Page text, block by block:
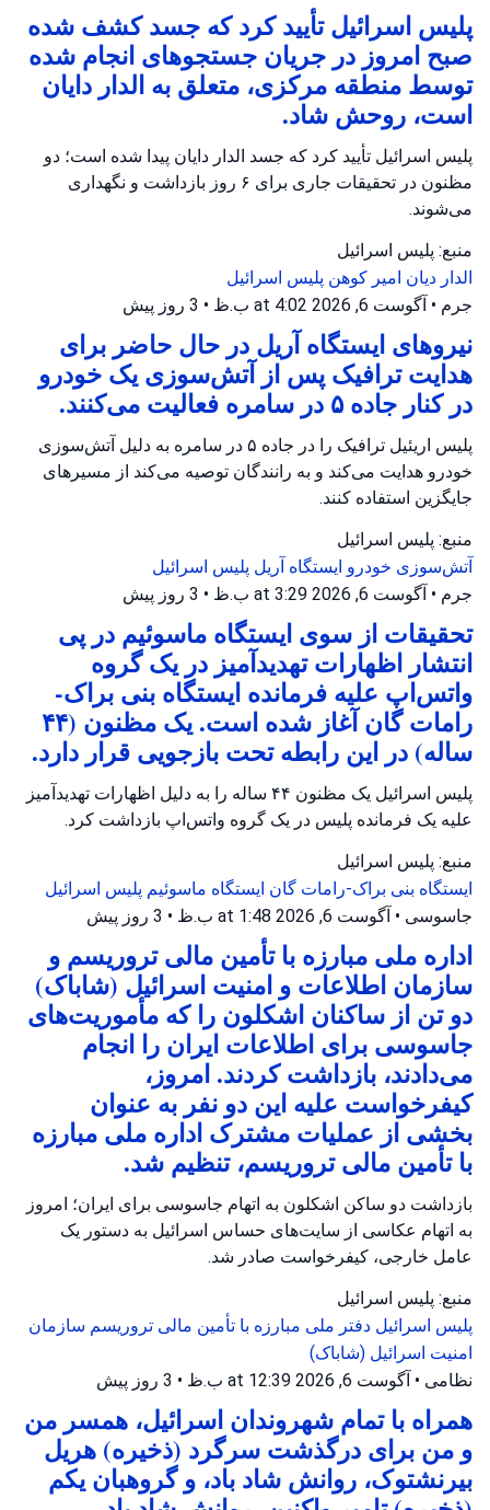
پلیس اسرائیل تأیید کرد که جسد کشف شده
صبح امروز در جریان جستجوهای انجام شده
توسط منطقه مرکزی، متعلق به الدار دایان
است، روحش شاد.
پلیس اسرائیل تأیید کرد که جسد الدار دایان پیدا شده است؛ دو
مظنون در تحقیقات جاری برای ۶ روز بازداشت و نگهداری
می‌شوند.
منبع: پلیس اسرائیل
الدار دیان امیر کوهن پلیس اسرائیل
جرم • آگوست 6, 2026 at 4:02 ب.ظ • 3 روز پیش
نیروهای ایستگاه آریل در حال حاضر برای
هدایت ترافیک پس از آتش‌سوزی یک خودرو
در کنار جاده ۵ در سامره فعالیت می‌کنند.
پلیس اریئیل ترافیک را در جاده ۵ در سامره به دلیل آتش‌سوزی
خودرو هدایت می‌کند و به رانندگان توصیه می‌کند از مسیرهای
جایگزین استفاده کنند.
منبع: پلیس اسرائیل
آتش‌سوزی خودرو ایستگاه آریل پلیس اسرائیل
جرم • آگوست 6, 2026 at 3:29 ب.ظ • 3 روز پیش
تحقیقات از سوی ایستگاه ماسوئیم در پی
انتشار اظهارات تهدیدآمیز در یک گروه
واتس‌اپ علیه فرمانده ایستگاه بنی براک-
رامات گان آغاز شده است. یک مظنون (۴۴
ساله) در این رابطه تحت بازجویی قرار دارد.
پلیس اسرائیل یک مظنون ۴۴ ساله را به دلیل اظهارات تهدیدآمیز
علیه یک فرمانده پلیس در یک گروه واتس‌اپ بازداشت کرد.
منبع: پلیس اسرائیل
ایستگاه بنی براک-رامات گان ایستگاه ماسوئیم پلیس اسرائیل
جاسوسی • آگوست 6, 2026 at 1:48 ب.ظ • 3 روز پیش
اداره ملی مبارزه با تأمین مالی تروریسم و
سازمان اطلاعات و امنیت اسرائیل (شاباک)
دو تن از ساکنان اشکلون را که مأموریت‌های
جاسوسی برای اطلاعات ایران را انجام
می‌دادند، بازداشت کردند. امروز،
کیفرخواست علیه این دو نفر به عنوان
بخشی از عملیات مشترک اداره ملی مبارزه
با تأمین مالی تروریسم، تنظیم شد.
بازداشت دو ساکن اشکلون به اتهام جاسوسی برای ایران؛ امروز
به اتهام عکاسی از سایت‌های حساس اسرائیل به دستور یک
عامل خارجی، کیفرخواست صادر شد.
منبع: پلیس اسرائیل
پلیس اسرائیل دفتر ملی مبارزه با تأمین مالی تروریسم سازمان
امنیت اسرائیل (شاباک)
نظامی • آگوست 6, 2026 at 12:39 ب.ظ • 3 روز پیش
همراه با تمام شهروندان اسرائیل، همسر من
و من برای درگذشت سرگرد (ذخیره) هریل
بیرنشتوک، روانش شاد باد، و گروهبان یکم